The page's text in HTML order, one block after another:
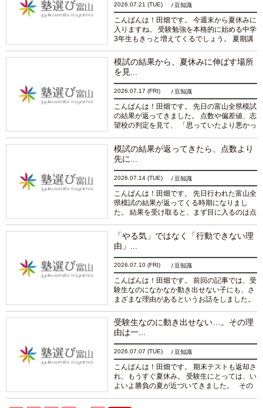
2026.07.21(TUE) 豆知識
こんばんは！田畑です。 今週末から夏休みに
入りますね。 受験勉強を本格的に始める中学
3年生もきっと増えてくるでしょう。 夏期講
普段より長い時間勉強したり。 「この調子な
ら...続きを読む
模試の結果から、夏休みに伸ばす場所
を見...
2026.07.17(FRI) 豆知識
こんばんは！田畑です。 先日の富山全県模試
の結果が返ってきました。 点数や偏差値、志
望校の判定を見て、 「思っていたより悪かっ
な…」 と、不安になった生徒さんや保護者の
方も... 続きを読む
模試の結果が返ってきたら、点数より
先に...
2026.07.14(TUE) 豆知識
こんばんは！田畑です。 先日行われた富山全
県模試の結果が返ってくる時期になりまし
た。 結果を受け取ると、まず目に入るのは点
しょうか。 思っていたよりもよい結果であ
れば...続きを読む
「やる気」ではなく「行動できない理
由」...
2026.07.10(FRI) 豆知識
こんばんは！田畑です。 前回の記事では、受
験生なのになかなか動き出せない子にも、さ
まざまな理由があるというお話をしました。
出せません。 焦ってアクセルを踏むよりも、
まず...続きを読む
受験生なのに動き出せない…。その理
由は一...
2026.07.07(TUE) 豆知識
こんばんは！田畑です。 期末テストも返却さ
れ、もうすぐ夏休み。 受験生にとっては、い
よいよ勝負の夏が近づいてきました。 その